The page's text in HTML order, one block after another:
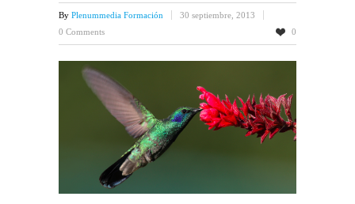
By Plenummedia Formación
30 septiembre, 2013
0 Comments
0